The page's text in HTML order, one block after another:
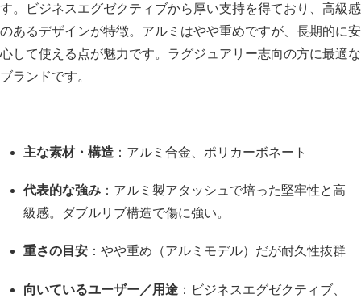
す。ビジネスエグゼクティブから厚い支持を得ており、高級感
のあるデザインが特徴。アルミはやや重めですが、長期的に安
心して使える点が魅力です。ラグジュアリー志向の方に最適な
ブランドです。
主な素材・構造 ：アルミ合金、ポリカーボネート
代表的な強み ：アルミ製アタッシュで培った堅牢性と高
級感。ダブルリブ構造で傷に強い。
重さの目安 ：やや重め（アルミモデル）だが耐久性抜群
向いているユーザー／用途 ：ビジネスエグゼクティブ、